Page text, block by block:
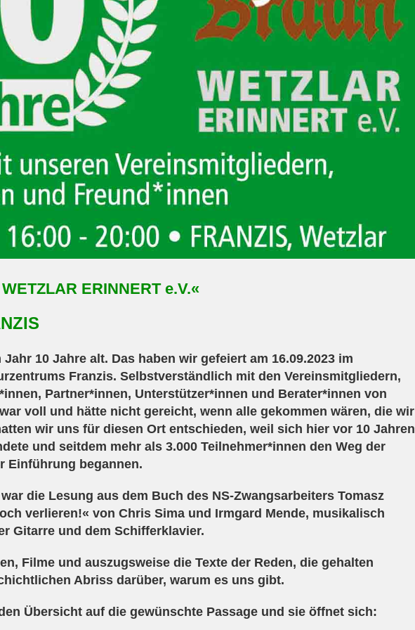
ERINNERT e.V.«
10 Jahre alt. Das haben wir gefeiert am 16.09.2023 im
Franzis. Selbstverständlich mit den Vereinsmitgliedern,
Partner*innen, Unterstützer*innen und Berater*innen von
voll und hätte nicht gereicht, wenn alle gekommen wären, die wir
wir uns für diesen Ort entschieden, weil sich hier vor 10 Jahren
und seitdem mehr als 3.000 Teilnehmer*innen den Weg der
Einführung begannen.
die Lesung aus dem Buch des NS-Zwangsarbeiters Tomasz
verlieren!« von Chris Sima und Irmgard Mende, musikalisch
Gitarre und dem Schifferklavier.
Filme und auszugsweise die Texte der Reden, die gehalten
Abriss darüber, warum es uns gibt.
Übersicht auf die gewünschte Passage und sie öffnet sich: